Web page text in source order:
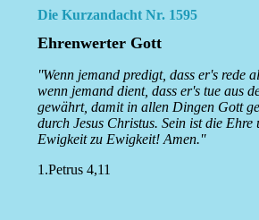
Die Kurzandacht Nr. 1595
Ehrenwerter Gott
''Wenn jemand predigt, dass er's rede
wenn jemand dient, dass er's tue aus
gewährt, damit in allen Dingen Gott
durch Jesus Christus. Sein ist die
Ewigkeit zu Ewigkeit! Amen.''
1.Petrus 4,11